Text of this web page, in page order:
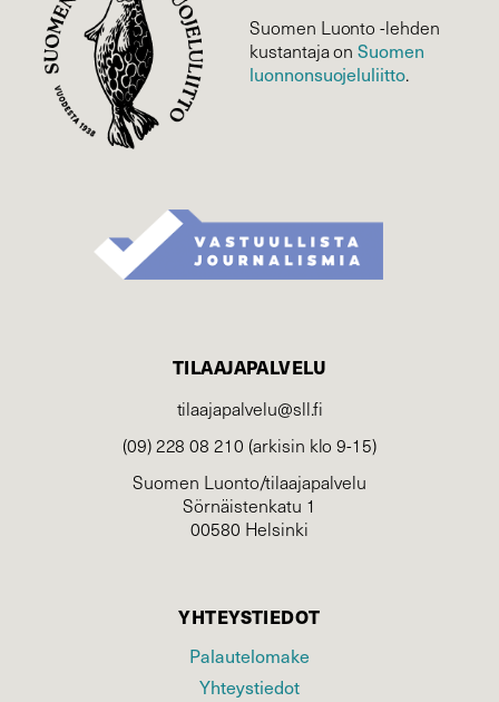
Suomen Luonto -lehden
kustantaja onSuomen
luonnonsuojelu­liitto.
TILAAJAPALVELU
tilaajapalvelu@sll.fi
(09) 228 08 210 (arkisin klo 9-15)
Suomen Luonto/tilaajapalvelu
Sörnäistenkatu 1
00580 Helsinki
YHTEYSTIEDOT
Palautelomake
Yhteystiedot